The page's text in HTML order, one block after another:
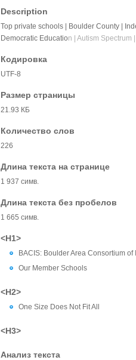
Description
Top private schools | Boulder County |
Democratic Education | Autism
Кодировка
UTF-8
Размер страницы
21.93 КБ
Количество слов
226
Длина текста на странице
1 937 симв.
Длина текста без пробелов
1 665 симв.
<H1>
BACIS: Boulder Area Consortium
Our Member Schools
<H2>
One Size Does Not Fit All
<H3>
Анализ текста